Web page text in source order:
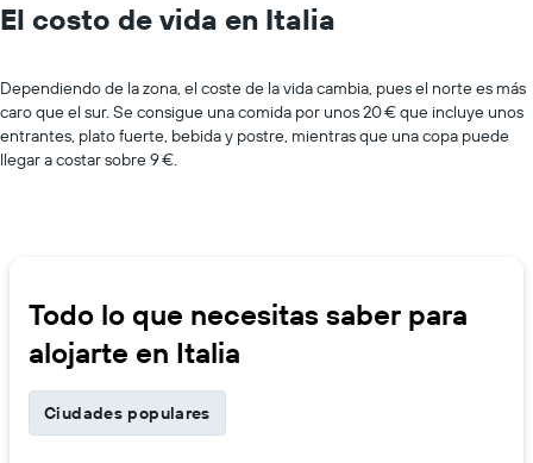
El costo de vida en Italia
Dependiendo de la zona, el coste de la vida cambia, pues el norte es más
caro que el sur. Se consigue una comida por unos 20 € que incluye unos
entrantes, plato fuerte, bebida y postre, mientras que una copa puede
llegar a costar sobre 9 €.
Todo lo que necesitas saber para
alojarte en Italia
Ciudades populares